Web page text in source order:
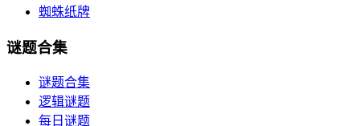
蜘蛛纸牌
谜题合集
谜题合集
逻辑谜题
每日谜题